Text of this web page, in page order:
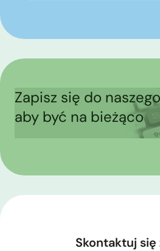
Zapisz się do
aby być na bieżąco
Skontaktuj się